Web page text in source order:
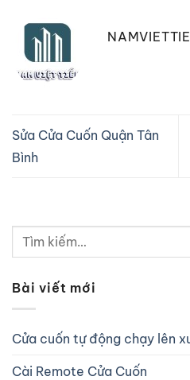
Sửa Cửa Cuốn Quận Tân
Bình
Bài viết mới
Cửa cuốn tự động chạy lên
Cài Remote Cửa Cuốn